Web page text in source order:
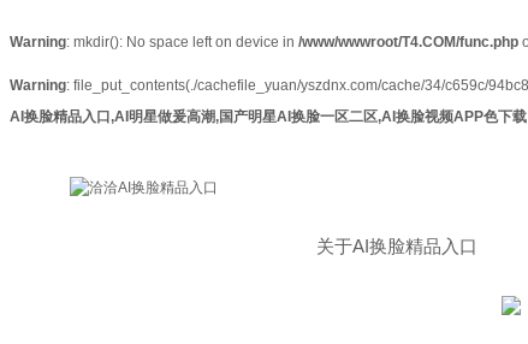
Warning: mkdir(): No space left on device in /www/wwwroot/T4.COM/func.php
Warning: file_put_contents(./cachefile_yuan/yszdnx.com/cache/34/c659c/
AI换脸精品入口,AI明星做爰高潮,国产明星AI换脸一区二区,AI换脸视频APP色下载
关于AI换脸精品入口